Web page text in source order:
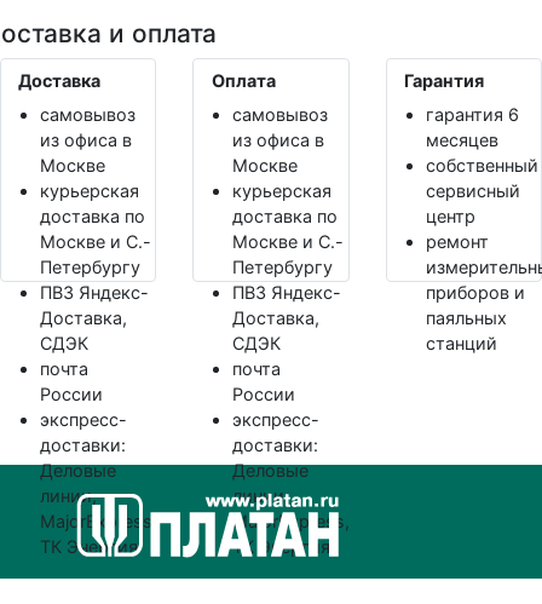
и оплата
Доставка
самовывоз
из офиса в
Москве
курьерская
доставка по
Москве и С.-
Петербургу
ПВЗ Яндекс-
Доставка,
СДЭК
почта
России
экспресс-
доставки:
Деловые
линии,
MajorExpress,
ТК Энергия
Оплата
самовывоз
из офиса в
Москве
курьерская
доставка по
Москве и С.-
Петербургу
ПВЗ Яндекс-
Доставка,
СДЭК
почта
России
экспресс-
доставки:
Деловые
линии,
MajorExpress,
ТК Энергия
Гарантия
гарантия 6
месяцев
собственный
сервисный
центр
ремонт
приборов и
паяльных
станций